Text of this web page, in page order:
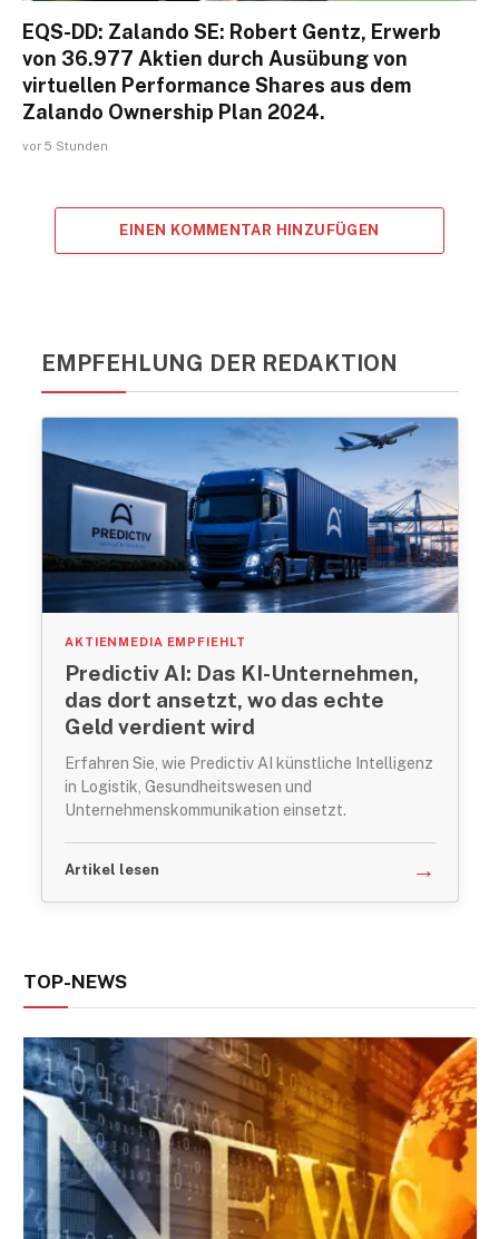
EQS-DD: Zalando SE: Robert Gentz, Erwerb
von 36.977 Aktien durch Ausübung von
virtuellen Performance Shares aus dem
Zalando Ownership Plan 2024.
vor 5 Stunden
EINEN KOMMENTAR HINZUFÜGEN
EMPFEHLUNG DER REDAKTION
AKTIENMEDIA EMPFIEHLT
Predictiv AI: Das KI-Unternehmen,
das dort ansetzt, wo das echte
Geld verdient wird
Erfahren Sie, wie Predictiv AI künstliche Intelligenz
in Logistik, Gesundheitswesen und
Unternehmenskommunikation einsetzt.
Artikel lesen →
TOP-NEWS